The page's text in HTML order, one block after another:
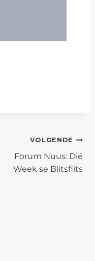
VOLGENDE
Forum Nuus: Dié
Week se Blitsflits